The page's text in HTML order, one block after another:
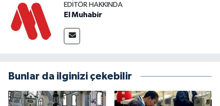
EDITÖR HAKKINDA
El Muhabir
Bunlar da ilginizi çekebilir